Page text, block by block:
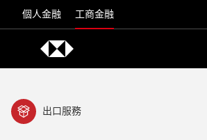
個人金融 工商金融
出口服務